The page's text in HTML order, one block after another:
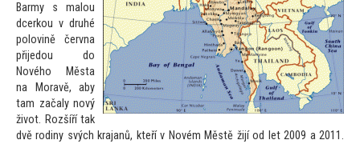
Barmy s malou
dcerkou v druhé
polovině června
přijedou do
Nového Města
na Moravě, aby
tam začaly nový
život. Rozšíří tak
dvě rodiny svých krajanů, kteří v Novém Městě žijí od let 2009 a 2011.